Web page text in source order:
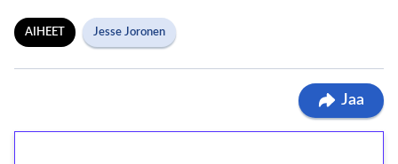
AIHEET Jesse Joronen
Jaa